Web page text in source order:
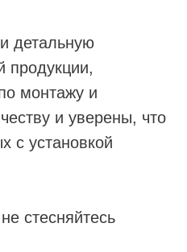
детальную
продукции,
монтажу и
и уверены, что
с установкой
стесняйтесь